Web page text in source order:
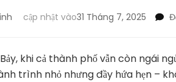
cập nhật vào31 Tháng 7, 2025
khi cả thành phố vẫn còn ngái
trình nhỏ nhưng đầy hứa hẹn –